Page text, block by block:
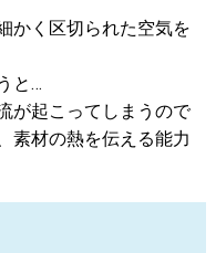
かく区切られた空気を
と…
が起こってしまうので
素材の熱を伝える能力